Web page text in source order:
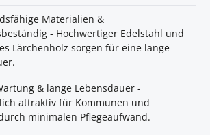
Materialien &
- Hochwertiger Edelstahl und
Lärchenholz sorgen für eine lange
& lange Lebensdauer -
attraktiv für Kommunen und
minimalen Pflegeaufwand.